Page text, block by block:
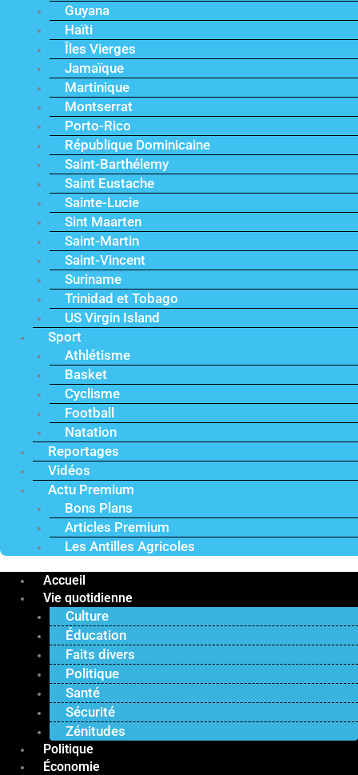
Guyana
Haïti
Îles Vierges
Jamaïque
Martinique
Montserrat
Porto-Rico
République Dominicaine
Saint-Barthélemy
Saint Eustache
Sainte-Lucie
Sint Maarten
Saint-Martin
Saint-Vincent
Suriname
Trinidad et Tobago
US Virgin Island
Sport
Athlétisme
Basket
Cyclisme
Football
Natation
Reportages
Vidéos
Actu Premium
Bons Plans
Articles Premium
Les Antilles Agricoles
Accueil
Vie quotidienne
Culture
Éducation
Faits divers
Politique
Santé
Sécurité
Zénitudes
Politique
Économie